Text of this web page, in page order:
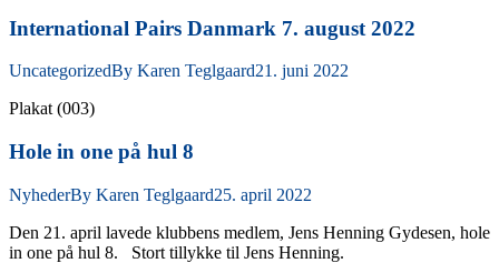
International Pairs Danmark 7. august 2022
UncategorizedBy Karen Teglgaard21. juni 2022
Plakat (003)
Hole in one på hul 8
NyhederBy Karen Teglgaard25. april 2022
Den 21. april lavede klubbens medlem, Jens Henning Gydesen, hole
in one på hul 8. Stort tillykke til Jens Henning.